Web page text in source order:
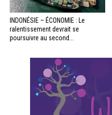
INDONÉSIE – ÉCONOMIE : Le
ralentissement devrait se
poursuivre au second...